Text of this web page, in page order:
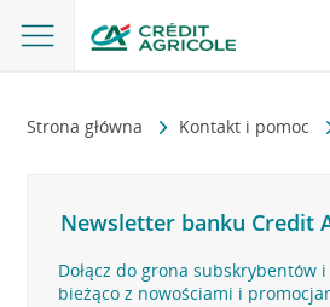
Strona główna Kontakt i pomoc
Newsletter banku Credit
Dołącz do grona subskrybentów
bieżąco z nowościami i